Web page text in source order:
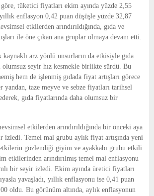
tüketici fiyatları ekim ayında yüzde 2,55
enflasyon 0,42 puan düşüşle yüzde 32,87
etkilerden arındırıldığında, gıda ve
ile öne çıkan ana gruplar olmaya devam etti.
arz yönlü unsurların da etkisiyle gıda
olumsuz seyir hız kesmekle birlikte sürdü. Bu
hem de işlenmiş gıdada fiyat artışları görece
yandan, taze meyve ve sebze fiyatları tarihsel
gıda fiyatlarında daha olumsuz bir
etkilerden arındırıldığında bir önceki aya
izledi. Temel mal grubu aylık fiyat artışında yeni
etkilerin gözlendiği giyim ve ayakkabı grubu etkili
etkilerinden arındırılmış temel mal enflasyonu
bir seyir izledi. Ekim ayında üretici fiyatları
yavaşladı, yıllık enflasyonu ise 0,41 puan
oldu. Bu görünüm altında, aylık enflasyonun